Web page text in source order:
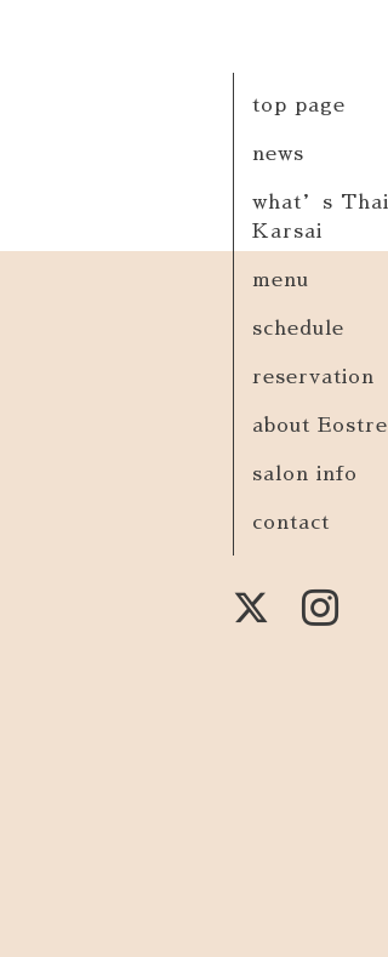
top page
news
what’s Thai
Karsai
menu
schedule
reservation
about Eostre
salon info
contact